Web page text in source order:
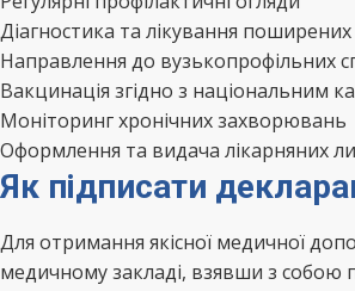
Діагностика та лікування
Направлення до вузькопрофільних
Вакцинація згідно з національним
Моніторинг хронічних захворювань
Оформлення та видача лікарняних
Як підписати
Для отримання якісної медичної
медичному закладі, взявши з собою